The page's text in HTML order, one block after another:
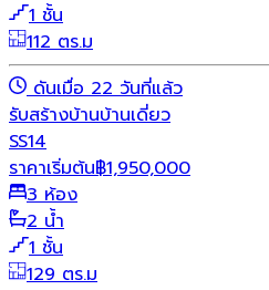
1 ชั้น
112 ตร.ม
ดันเมื่อ 22 วันที่แล้ว
รับสร้างบ้านบ้านเดี่ยว
SS14
ราคาเริ่มต้น฿1,950,000
3 ห้อง
2 น้ำ
1 ชั้น
129 ตร.ม